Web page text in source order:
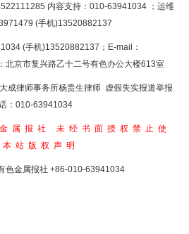
内容支持：010-63941034 ；运维
(手机)13520882137
(手机)13520882137；E-mail：
北京市复兴路乙十二号有色办公大楼613室
律师事务所杨贵生律师 虚假失实报道举报
：010-63941034
属报社
未经书面授权禁止使
本站版权声明
色金属报社 +86-010-63941034